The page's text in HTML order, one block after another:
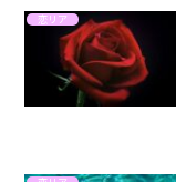
恋リア